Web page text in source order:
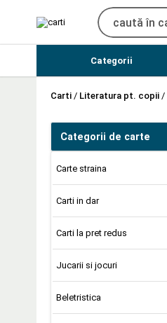
Categorii
Carti / Literatura pt. copii /
Categorii de carte
Carte straina
Carti in dar
Carti la pret redus
Jucarii si jocuri
Beletristica